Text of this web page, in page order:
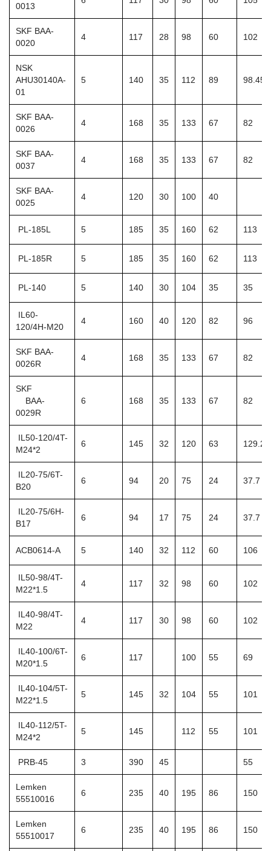
0013
SKF BAA-
0020
4 117 28 98 60 102
NSK
AHU30140A-
01
5 140 35 112 89 98.45
SKF BAA-
0026
4 168 35 133 67 82
SKF BAA-
0037
4 168 35 133 67 82
SKF BAA-
0025
4 120 30 100 40
PL-185L 5 185 35 160 62 113
PL-185R 5 185 35 160 62 113
PL-140 5 140 30 104 35 35
IL60-
120/4H-M20
4 160 40 120 82 96
SKF BAA-
0026R
4 168 35 133 67 82
SKF
BAA-
0029R
6 168 35 133 67 82
IL50-120/4T-
M24*2
6 145 32 120 63 129.2
IL20-75/6T-
B20
6 94 20 75 24 37.7
IL20-75/6H-
B17
6 94 17 75 24 37.7
ACB0614-A 5 140 32 112 60 106
IL50-98/4T-
M22*1.5
4 117 32 98 60 102
IL40-98/4T-
M22
4 117 30 98 60 102
IL40-100/6T-
M20*1.5
6 117 100 55 69
IL40-104/5T-
M22*1.5
5 145 32 104 55 101
IL40-112/5T-
M24*2
5 145 112 55 101
PRB-45 3 390 45 55
Lemken
55510016
6 235 40 195 86 150
Lemken
55510017
6 235 40 195 86 150